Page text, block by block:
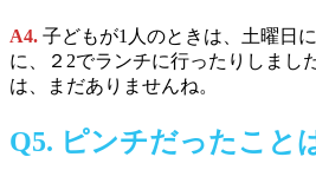
A4. 子どもが1人のときは、土曜日
に、２2でランチに行ったりしまし
は、まだありませんね。
Q5. ピンチだったこと